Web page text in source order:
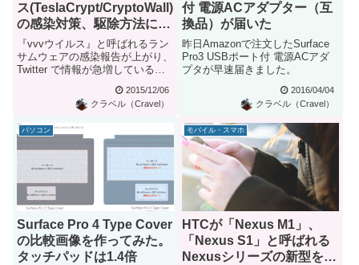
ス(TeslaCrypt/CryptoWall)
の感染対策、駆除方法につ
いてまとめ
『vvvウイルス』と呼ばれるラン
サムウェアの感染報告が上がり、
Twitter で情報が急増しているよ
2015/12/06
クラベル（Cravel）
付 電源ACアダプター（互
換品）が届いた
昨日Amazonで注文したSurface
Pro3 USBポート付 電源ACアダ
プタが早速届きました。
2016/04/04
クラベル（Cravel）
パソコン
Surface Pro 4 Type Cover
の比較画像を作ってみた。
タッチパッドは1.4倍
モバイル・スマホ
HTCが「Nexus M1」、
「Nexus S1」と呼ばれる
Nexusシリーズの新型を開